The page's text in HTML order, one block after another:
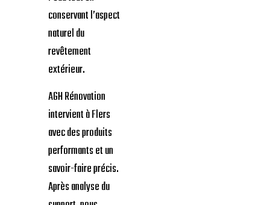
conservant l’aspect
naturel du
revêtement
extérieur.
AGH Rénovation
intervient à Flers
avec des produits
performants et un
savoir-faire précis.
Après analyse du